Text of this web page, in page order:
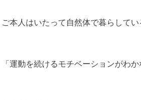
本人はいたって自然体で暮らして
運動を続けるモチベーションがわか